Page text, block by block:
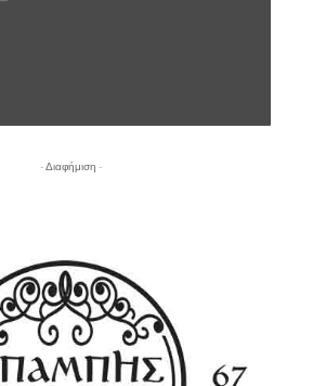
- Διαφήμιση -